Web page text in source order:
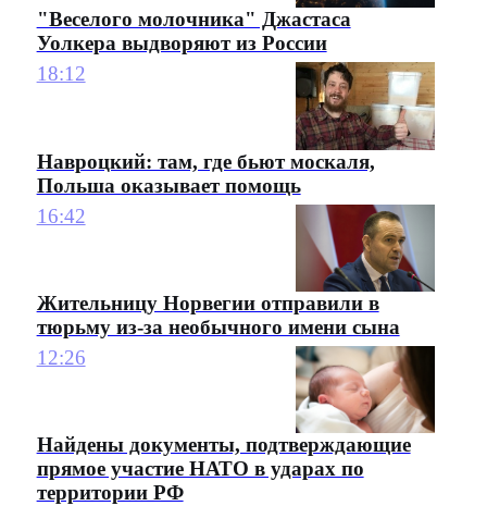
"Веселого молочника" Джастаса
Уолкера выдворяют из России
18:12
Навроцкий: там, где бьют москаля,
Польша оказывает помощь
16:42
Жительницу Норвегии отправили в
тюрьму из-за необычного имени сына
12:26
Найдены документы, подтверждающие
прямое участие НАТО в ударах по
территории РФ